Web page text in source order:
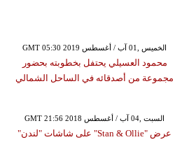
GMT 05:30 2019 الخميس ,01 آب / أغسطس
محمود العسيلي يحتفل بخطوبته بحضور
مجموعة من أصدقائه في الساحل الشمالي
GMT 21:56 2018 السبت ,04 آب / أغسطس
عرض "Stan & Ollie" على شاشات "لندن"